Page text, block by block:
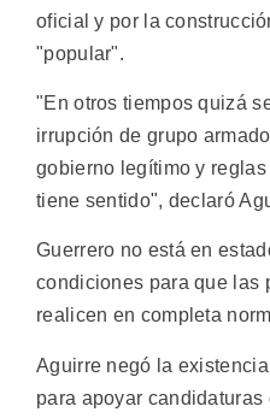
oficial y por la
"popular".
"En otros tiempos quizá
irrupción de grupo
gobierno legítimo y
tiene sentido", declaró
Guerrero no está en
condiciones para que las
realicen en completa
Aguirre negó la
para apoyar